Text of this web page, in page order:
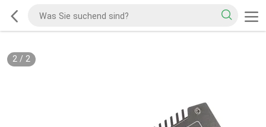
2/ 2